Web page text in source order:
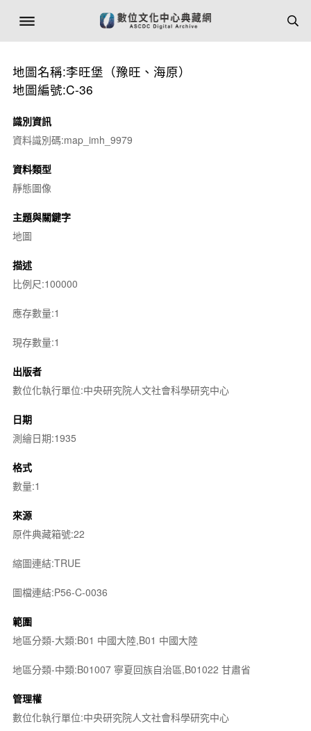
地圖名稱:李旺堡（豫旺、海原）
地圖編號:C-36
識別資訊
資料識別碼:map_imh_9979
資料類型
靜態圖像
主題與關鍵字
地圖
描述
比例尺:100000
應存數量:1
現存數量:1
出版者
數位化執行單位:中央研究院人文社會科學研究中心
日期
測繪日期:1935
格式
數量:1
來源
原件典藏箱號:22
縮圖連結:TRUE
圖檔連結:P56-C-0036
範圍
地區分類-大類:B01 中國大陸,B01 中國大陸
地區分類-中類:B01007 寧夏回族自治區,B01022 甘肅省
管理權
數位化執行單位:中央研究院人文社會科學研究中心